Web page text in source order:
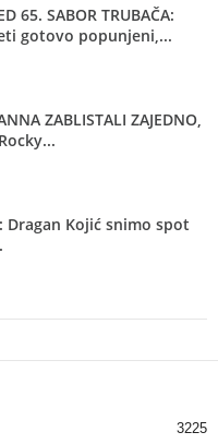
65. SABOR TRUBAČA:
gotovo popunjeni,...
ZABLISTALI ZAJEDNO,
Dragan Kojić snimo spot
3225